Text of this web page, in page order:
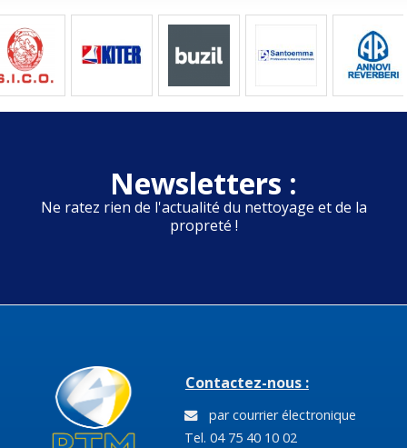
Newsletters :
Ne ratez rien de l'actualité du nettoyage et de la
propreté !
Contactez-nous :
par courrier électronique
Tel. 04 75 40 10 02